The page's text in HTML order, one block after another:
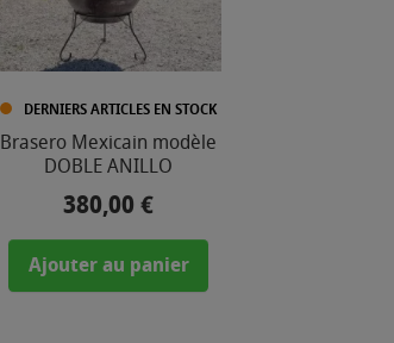
DERNIERS ARTICLES EN STOCK
Brasero Mexicain modèle
DOBLE ANILLO
Prix
380,00 €
Ajouter au panier